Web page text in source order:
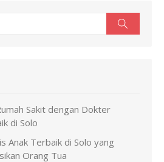
Sakit dengan Dokter
di Solo
Anak Terbaik di Solo yang
Orang Tua